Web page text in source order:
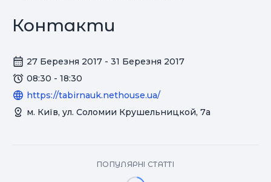
Контакти
27 Березня 2017 - 31 Березня 2017
08:30 - 18:30
https://tabirnauk.nethouse.ua/
м. Київ, ул. Соломии Крушельницкой, 7а
ПОПУЛЯРНІ СТАТТІ